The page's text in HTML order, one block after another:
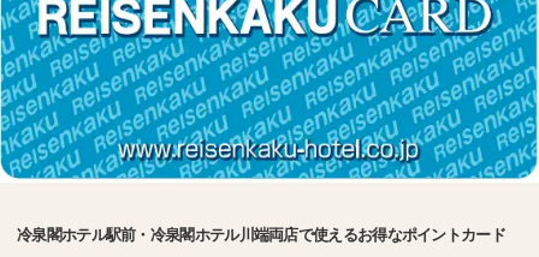
冷泉閣ホテル駅前・冷泉閣ホテル川端両店で使えるお得なポイントカード